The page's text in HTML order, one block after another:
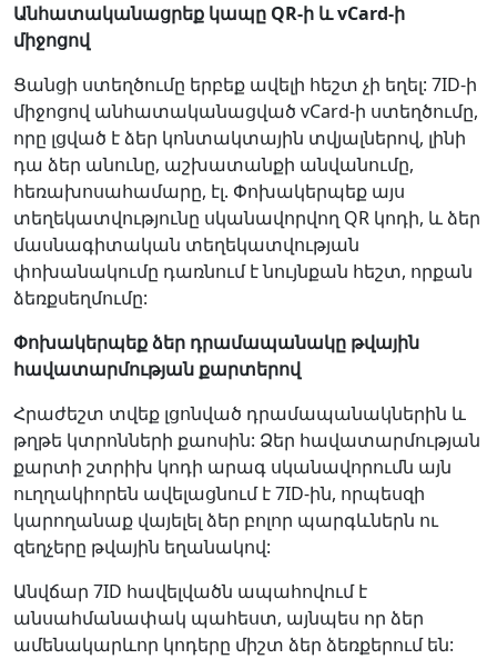
Անհատականացրեք կապը QR-ի և vCard-ի
միջոցով
Ցանցի ստեղծումը երբեք ավելի հեշտ չի եղել: 7ID-ի
միջոցով անհատականացված vCard-ի ստեղծումը,
որը լցված է ձեր կոնտակտային տվյալներով, լինի
դա ձեր անունը, աշխատանքի անվանումը,
հեռախոսահամարը, էլ. Փոխակերպեք այս
տեղեկատվությունը սկանավորվող QR կոդի, և ձեր
մասնագիտական տեղեկատվության
փոխանակումը դառնում է նույնքան հեշտ, որքան
ձեռքսեղմումը:
Փոխակերպեք ձեր դրամապանակը թվային
հավատարմության քարտերով
Հրաժեշտ տվեք լցոնված դրամապանակներին և
թղթե կտրոնների քաոսին: Ձեր հավատարմության
քարտի շտրիխ կոդի արագ սկանավորումն այն
ուղղակիորեն ավելացնում է 7ID-ին, որպեսզի
կարողանաք վայելել ձեր բոլոր պարգևներն ու
զեղչերը թվային եղանակով:
Անվճար 7ID հավելվածն ապահովում է
անսահմանափակ պահեստ, այնպես որ ձեր
ամենակարևոր կոդերը միշտ ձեր ձեռքերում են: